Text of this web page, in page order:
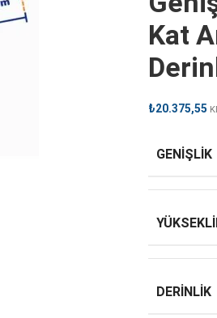
Kat
₺20.375,55
GENIŞLIK
DERINLIK